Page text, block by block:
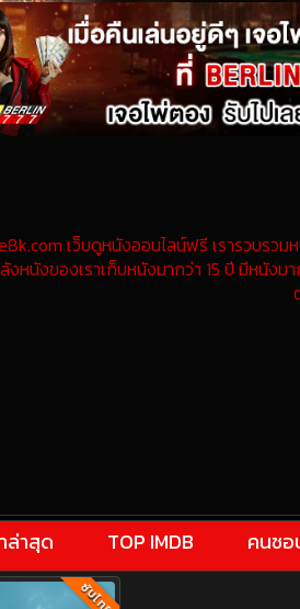
เว็บดูหนังออนไลน์ฟรี เรารวบรว
งหนังของเราเก็บหนังมากว่า 15 ปี มีหนัง
ล่าสุด TOP IMDB คนช
ซับไทย